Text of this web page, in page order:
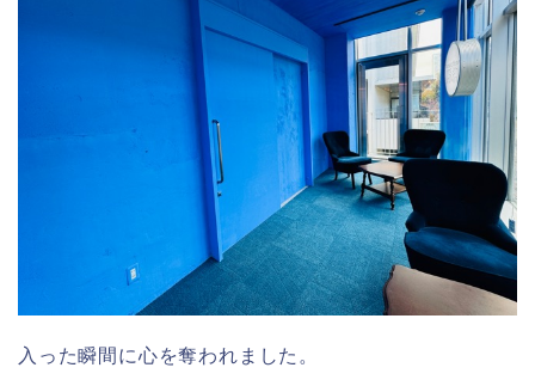
入った瞬間に心を奪われました。